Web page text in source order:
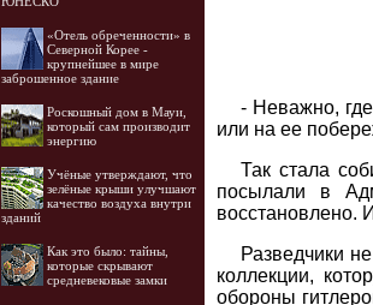
«Отель обреченности» в
Северной Корее -
крупнейшее в мире
заброшенное здание
Роскошный дом в Мауи,
который сам производит
энергию
Учёные утверждают, что
зелёные крыши улучшают
качество воздуха внутри
зданий
Как это было: тайны,
которые скрывают
средневековые замки
- Неважно,
или на ее
Так стала
посылали в
восстановлено.
Разведчики
коллекции,
обороны